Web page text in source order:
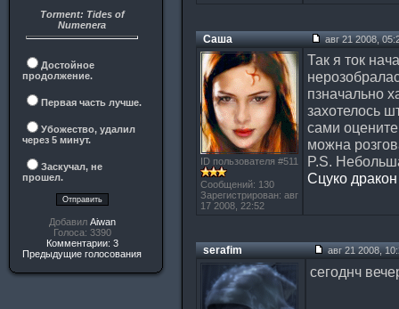
Torment: Tides of
Numenera
Достойное
продолжение.
Первая часть лучше.
Убожество, удалил
через 5 минут.
Заскучал, не
прошел.
Добавил Aiwan
Голоса: 3390
Комментарии: 3
Предыдущие голосования
Саша авг 21 2008,
ID пользователя #511
Сообщений: 130
Зарегистрирован: авг
17 2008, 22:52
Так я ток
пзначально
захотелось
сами
можна
P.S.
Сцуко
serafim авг 21 2008,
сегоднч